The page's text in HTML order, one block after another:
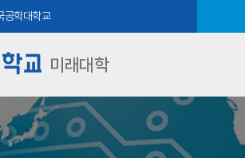
공학대학교
미래대학